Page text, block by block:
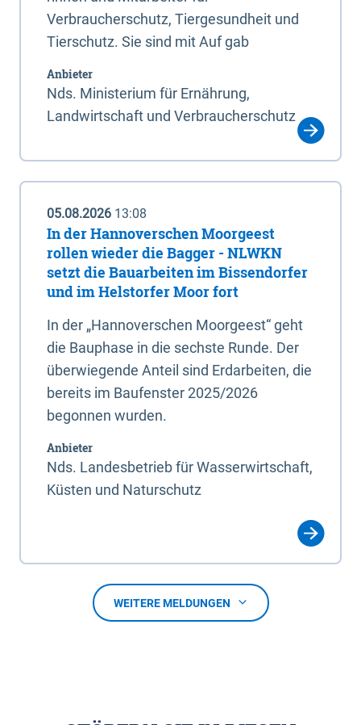
Verbraucherschutz, Tiergesundheit und
Tierschutz. Sie sind mit Auf gab
Anbieter
Nds. Ministerium für Ernährung,
Landwirtschaft und Verbraucherschutz
05.08.2026 13:08
In der Hannoverschen Moorgeest
rollen wieder die Bagger - NLWKN
setzt die Bauarbeiten im Bissendorfer
und im Helstorfer Moor fort
In der „Hannoverschen Moorgeest“ geht
die Bauphase in die sechste Runde. Der
überwiegende Anteil sind Erdarbeiten, die
bereits im Baufenster 2025/2026
begonnen wurden.
Anbieter
Nds. Landesbetrieb für Wasserwirtschaft,
Küsten und Naturschutz
WEITERE MELDUNGEN